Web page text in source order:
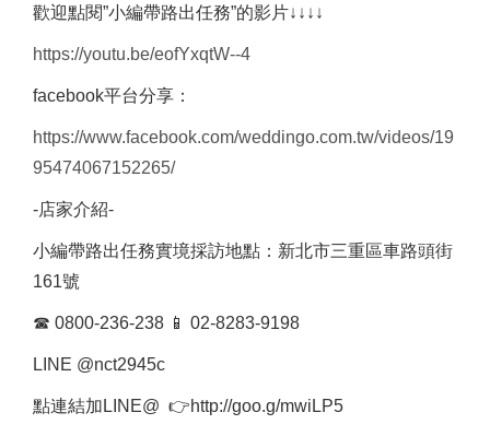
歡迎點閱”小編帶路出任務”的影片↓↓↓↓
https://youtu.be/eofYxqtW--4
facebook平台分享：
https://www.facebook.com/weddingo.com.tw/videos/19
95474067152265/
-店家介紹-
小編帶路出任務實境採訪地點：新北市三重區車路頭街
161號
☎ 0800-236-238 📱 02-8283-9198
LINE @nct2945c
點連結加LINE@ 👉http://goo.g/mwiLP5